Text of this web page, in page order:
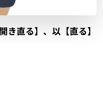
き直る】、以【直る】